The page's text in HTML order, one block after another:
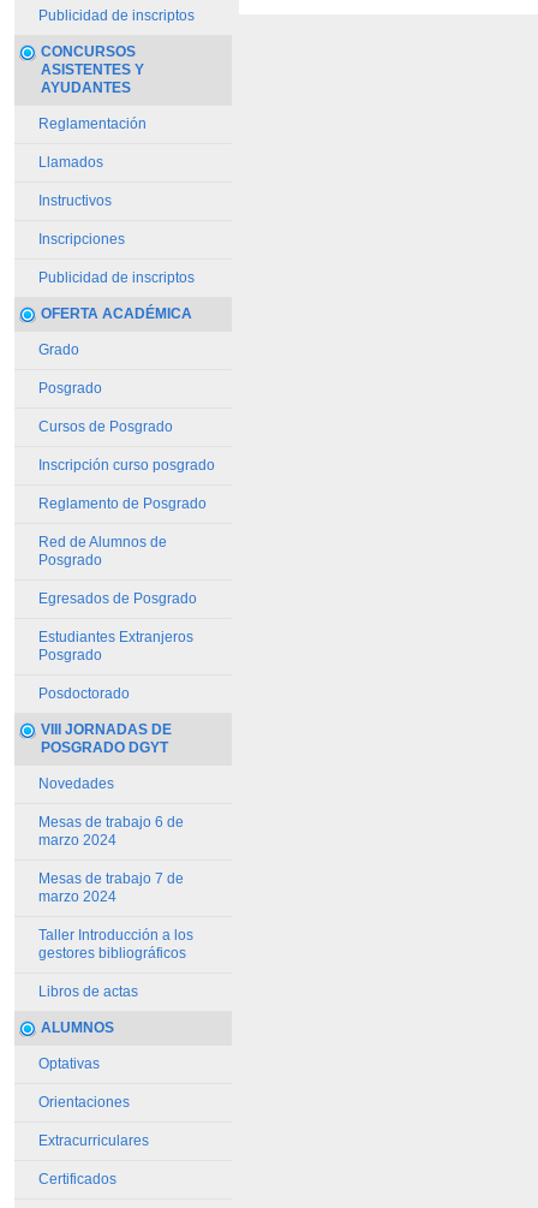
Publicidad de inscriptos
CONCURSOS
ASISTENTES Y
AYUDANTES
Reglamentación
Llamados
Instructivos
Inscripciones
Publicidad de inscriptos
OFERTA ACADÉMICA
Grado
Posgrado
Cursos de Posgrado
Inscripción curso posgrado
Reglamento de Posgrado
Red de Alumnos de
Posgrado
Egresados de Posgrado
Estudiantes Extranjeros
Posgrado
Posdoctorado
VIII JORNADAS DE
POSGRADO DGYT
Novedades
Mesas de trabajo 6 de
marzo 2024
Mesas de trabajo 7 de
marzo 2024
Taller Introducción a los
gestores bibliográficos
Libros de actas
ALUMNOS
Optativas
Orientaciones
Extracurriculares
Certificados